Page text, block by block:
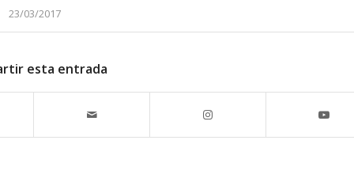
23/03/2017
esta entrada